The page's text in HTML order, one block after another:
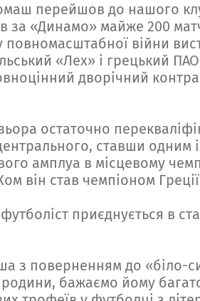
перейшов до нашого
за «Динамо» майже 200
повномасштабної війни
«Лех» і грецький
дворічний
остаточно
ставши одним
амплуа в місцевому
він став чемпіоном
приєднується в
з поверненням до «біло-
родини, бажаємо йому